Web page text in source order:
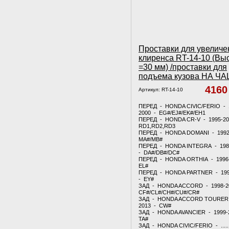
Проставки для
клиренса RT-14-10
=30 мм) /проставки для
подъема кузова НА
Артикул: RT-14-10
ПЕРЕД - HONDA CIVIC/FERIO -
2000 - EG#/EJ#/EK#/EH1
ПЕРЕД - HONDA CR-V - 1995-
RD1,RD2,RD3
ПЕРЕД - HONDA DOMANI -
MA#/MB#
ПЕРЕД - HONDA INTEGRA -
- DA#/DB#/DC#
ПЕРЕД - HONDA ORTHIA -
EL#
ПЕРЕД - HONDA PARTNER -
- EY#
ЗАД - HONDA ACCORD - 1998-
CF#/CL#/CH#/CU#/CR#
ЗАД - HONDA ACCORD
2013 - CW#
ЗАД - HONDA AVANCIER -
TA#
ЗАД - HONDA CIVIC/FERIO - .....